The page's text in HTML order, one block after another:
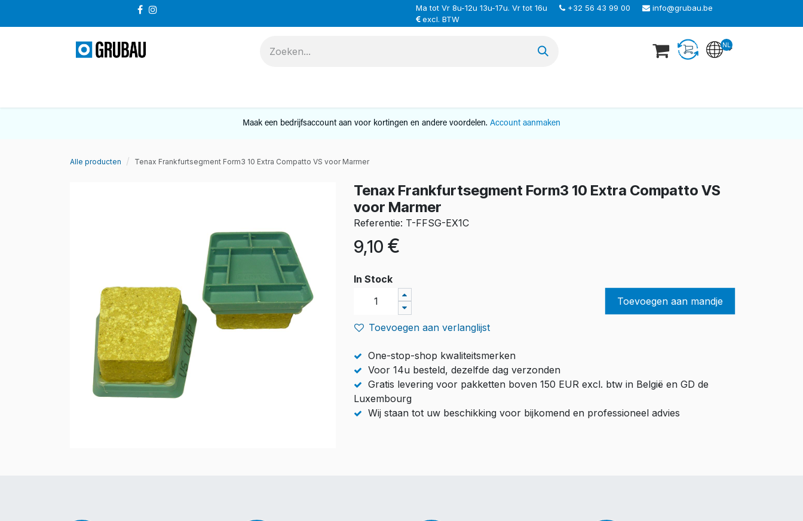
Ma tot Vr 8u-12u 13u-17u. Vr tot 16u +32 56 43 99 00
info@grubau.be
excl. BTW
NL
Maak een bedrijfsaccount aan voor kortingen en andere voordelen. Account aanmaken
Alle producten Tenax Frankfurtsegment Form3 10 Extra Compatto VS voor Marmer
Tenax Frankfurtsegment Form3 10 Extra Compatto VS
voor Marmer
Referentie: T-FFSG-EX1C
9,10 €
In Stock
Toevoegen aan mandje
Toevoegen aan verlanglijst
One-stop-shop kwaliteitsmerken
Voor 14u besteld, dezelfde dag verzonden
Gratis levering voor pakketten boven 150 EUR excl. btw in België en GD de
Luxembourg
Wij staan tot uw beschikking voor bijkomend en professioneel advies